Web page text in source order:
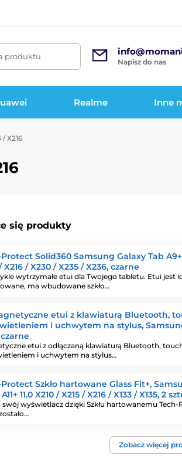
produktu
Napisz do nas
Realme Inne
/ X216
się produkty
Solid360 Samsung Galaxy Tab A9+ /
X216 / X230 / X235 / X236, czarne
wytrzymałe etui dla Twojego tabletu. Etui jest
ma wbudowane szkło…
etui z klawiaturą Bluetooth,
i uchwytem na stylus,
etui z odłączaną klawiaturą Bluetooth,
i uchwytem na stylus…
Szkło hartowane Glass Fit+,
11.0 X210 / X215 / X216 / X133 / X135, 2
wyświetlacz dzięki Szkłu hartowanemu Tech-
Zobacz więcej